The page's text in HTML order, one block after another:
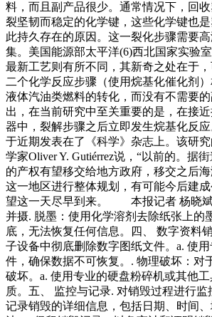
料，而且副产品很少。通常情况下，回
裂坚韧而稳定的化学键，这些化学键也
此持久存在的原因。这一裂化步骤需要
集。美国能源部太平洋(6)西北国家实验
最新工艺则有所不同，其新奇之处在于
二个化学反应步骤（使用烷基化催化剂
液体汽油类燃料的转化，而没有不需要
出，在当前研究中至关重要的是，在接
器中，裂解步骤之后立即发生烷基化反
于近期发表在了《科学》杂志上。该研
学家Oliver Y. Gutiérrez说，“以前的。据
的产权有望移交给地方政府，移交之后
这一地区进行整体规划，有可能今后建
望这一天尽早到来。 本报记者 杨晓
并摄. 脱墨：使用化学溶剂去除纸张上的
底，无法恢复任何信息。四、 数字资料
子设备中彻底删除数字图纸文件。a. 使
件，确保数据不可恢复。. 物理破坏：对
破坏。a. 使用专业的硬盘粉碎机或其他
质。五、 监控与记录. 对销毁过程进行
记录销毁的详细信息，包括日期、时间